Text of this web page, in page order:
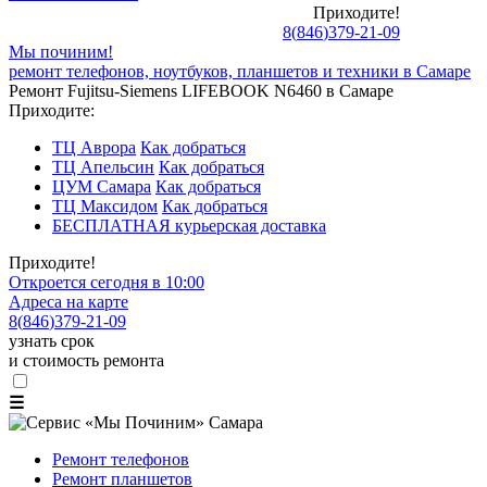
Приходите!
8(846)379-21-09
Мы починим!
ремонт телефонов, ноутбуков, планшетов и техники в Самаре
Ремонт Fujitsu-Siemens LIFEBOOK N6460 в Самаре
Приходите:
ТЦ Аврора Как добраться
ТЦ Апельсин Как добраться
ЦУМ Самара Как добраться
ТЦ Максидом Как добраться
БЕСПЛАТНАЯ курьерская доставка
Приходите!
Откроется сегодня в 10:00
Адреса на карте
8(846)379-21-09
узнать срок
и стоимость ремонта
☰
Ремонт телефонов
Ремонт планшетов